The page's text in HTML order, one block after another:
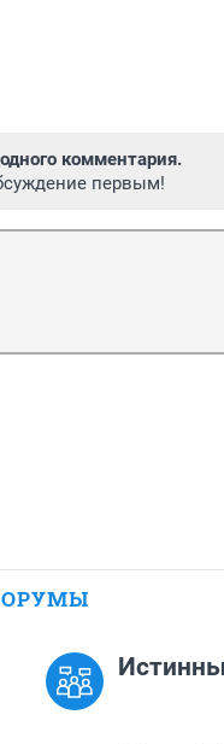
комментария.
первым!